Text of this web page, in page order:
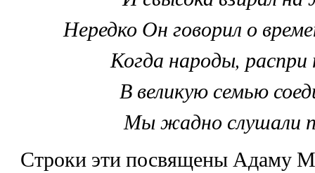
Нередко Он говорил о
Когда народы, распри
В великую семью
Мы жадно слушали
Строки эти посвящены Адаму